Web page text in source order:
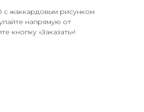
с жаккардовым рисунком
напрямую от
кнопку «Заказать»!